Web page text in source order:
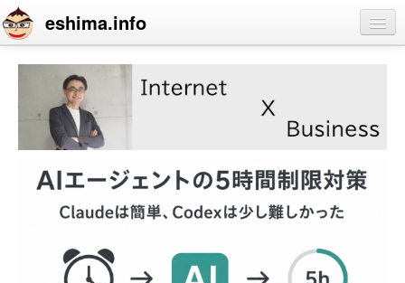
eshima.info
profile
contact